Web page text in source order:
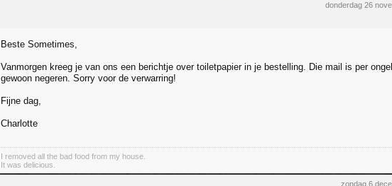
donderdag 26
Beste Sometimes,
Vanmorgen kreeg je van ons een berichtje over toiletpapier in je bestelling. Die mail is per
gewoon negeren. Sorry voor de verwarring!
Fijne dag,
Charlotte
I removed all the bad food from my house.
It was delicious.
zondag 6